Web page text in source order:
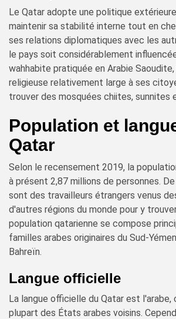
Le Qatar adopte une politique
maintenir sa stabilité interne tout en
ses relations diplomatiques avec les
le pays soit considérablement
wahhabite pratiquée en Arabie
religieuse relativement large à ses
trouver des mosquées chiites, sunnites
Population et
Qatar
Selon le recensement 2019, la
à présent 2,87 millions de personnes.
sont des travailleurs étrangers venus
d'autres régions du monde pour y
population qatarienne se compose
familles arabes originaires du Sud-
Bahreïn.
Langue officielle
La langue officielle du Qatar est l'arabe,
plupart des États arabes voisins.